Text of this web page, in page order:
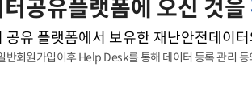
공유플랫폼에 오신 것을
유 플랫폼에서 보유한 재난안전데이
반회원가입이후 Help Desk를 통해 데이터 등록 관리 등